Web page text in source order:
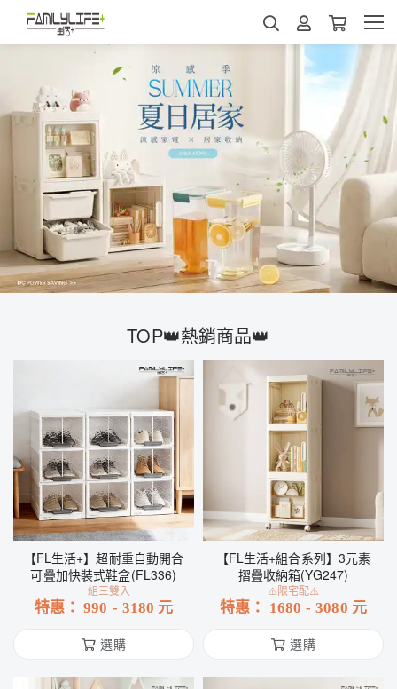
TOP👑熱銷商品👑
【FL生活+】超耐重自動開合
可疊加快裝式鞋盒(FL336)
一組三雙入
特惠：990 - 3180 元
選購
【FL生活+組合系列】3元素
摺疊收納箱(YG247)
⚠️限宅配⚠️
特惠： 1680 - 3080 元
選購